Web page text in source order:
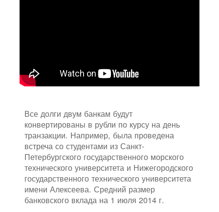
Все долги двум банкам будут
конвертированы в рубли по курсу на день
транзакции. Например, была проведена
встреча со студентами из Санкт-
Петербургского государственного морского
технического университета и Нижегородского
государственного технического университета
имени Алексеева. Средний размер
банковского вклада на 1 июля 2014 г.